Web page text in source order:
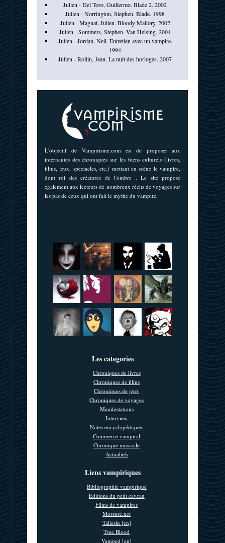
Julien - Del Toro, Guillermo. Blade 2. 2002
Julien - Norrington, Stephen. Blade. 1998
Julien - Magnat, Julien. Bloody Mallory, 2002
Julien - Sommers, Stephen. Van Helsing. 2004
Julien - Jordan, Neil. Entretien avec un vampire.
1994
Julien - Rollin, Jean. La nuit des horloges. 2007
L'objectif de Vampirisme.com est de proposer aux
internautes des chroniques sur les biens culturels (livres,
films, jeux, spectacles, etc.) mettant en scène le vampire,
dont roi des créatures de l'ombre . Le site propose
également aux lecteurs de nombreux récits de voyages sur
les pas de ceux qui ont fait le mythe du vampire.
Les categories
Chroniques de livres
Chroniques de films
Chroniques de jeux
Chroniques de voyages
Manifestations
Interview
Notes encyclopédiques
Commerce vampiral
Chronique musicale
Actualités
Liens vampiriques
Bibliographie vampirique
Editions du petit caveau
Films de vampires
Morsure.net
Taliesin [en]
True Blood
Vamped [en]